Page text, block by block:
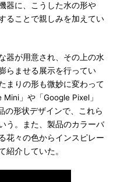
器に、こうした水の形や
ることで親しみを加えてい
器が用意され、その上の水
らませる展示を行ってい
まりの形も微妙に変わって
」や「Google Pixel」
の形状デザインで、これら
う。また、製品のカラーバ
花々の色からインスピレー
紹介していた。